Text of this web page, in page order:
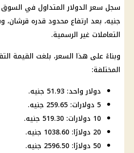
سجل سعر الدولار المتداول في السوق
جنيه، بعد ارتفاع محدود قدره قرشان،
التعاملات غير الرسمية.
وبناءً على هذا السعر، بلغت القيمة
المختلفة:
دولار واحد: 51.93 جنيه.
5 دولارات: 259.65 جنيه.
10 دولارات: 519.30 جنيه.
20 دولارًا: 1038.60 جنيه.
50 دولارًا: 2596.50 جنيه.